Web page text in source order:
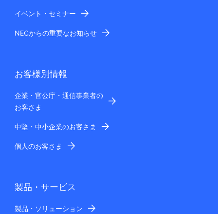
イベント・セミナー
NECからの重要なお知らせ
お客様別情報
企業・官公庁・通信事業者の
お客さま
中堅・中小企業のお客さま
個人のお客さま
製品・サービス
製品・ソリューション